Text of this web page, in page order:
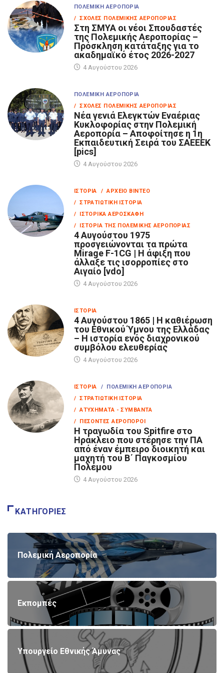
ΠΟΛΕΜΙΚΉ ΑΕΡΟΠΟΡΊΑ
/ ΣΧΟΛΈΣ ΠΟΛΕΜΙΚΉΣ ΑΕΡΟΠΟΡΊΑΣ
Στη ΣΜΥΑ οι νέοι Σπουδαστές
της Πολεμικής Αεροπορίας –
Πρόσκληση κατάταξης για το
ακαδημαϊκό έτος 2026-2027
4 Αυγούστου 2026
ΠΟΛΕΜΙΚΉ ΑΕΡΟΠΟΡΊΑ
/ ΣΧΟΛΈΣ ΠΟΛΕΜΙΚΉΣ ΑΕΡΟΠΟΡΊΑΣ
Νέα γενιά Ελεγκτών Εναέριας
Κυκλοφορίας στην Πολεμική
Αεροπορία – Αποφοίτησε η 1η
Εκπαιδευτική Σειρά του ΣΑΕΕΕΚ
[pics]
4 Αυγούστου 2026
ΙΣΤΟΡΊΑ
/ ΑΡΧΕΊΟ ΒΊΝΤΕΟ
/ ΣΤΡΑΤΙΩΤΙΚΉ ΙΣΤΟΡΊΑ
/ ΙΣΤΟΡΙΚΆ ΑΕΡΟΣΚΆΦΗ
/ ΙΣΤΟΡΊΑ ΤΗΣ ΠΟΛΕΜΙΚΉΣ ΑΕΡΟΠΟΡΊΑΣ
4 Αυγούστου 1975
προσγειώνονται τα πρώτα
Mirage F-1CG | Η άφιξη που
άλλαξε τις ισορροπίες στο
Αιγαίο [vdo]
4 Αυγούστου 2026
ΙΣΤΟΡΊΑ
4 Αυγούστου 1865 | Η καθιέρωση
του Εθνικού Ύμνου της Ελλάδας
– Η ιστορία ενός διαχρονικού
συμβόλου ελευθερίας
4 Αυγούστου 2026
ΙΣΤΟΡΊΑ
/ ΠΟΛΕΜΙΚΉ ΑΕΡΟΠΟΡΊΑ
/ ΣΤΡΑΤΙΩΤΙΚΉ ΙΣΤΟΡΊΑ
/ ΑΤΥΧΉΜΑΤΑ - ΣΥΜΒΆΝΤΑ
/ ΠΕΣΌΝΤΕΣ ΑΕΡΟΠΌΡΟΙ
Η τραγωδία του Spitfire στο
Ηράκλειο που στέρησε την ΠΑ
από έναν έμπειρο διοικητή και
μαχητή του Β΄ Παγκοσμίου
Πολέμου
4 Αυγούστου 2026
ΚΑΤΗΓΟΡΊΕΣ
Πολεμική Αεροπορία
Εκπομπές
Υπουργείο Εθνικής Άμυνας